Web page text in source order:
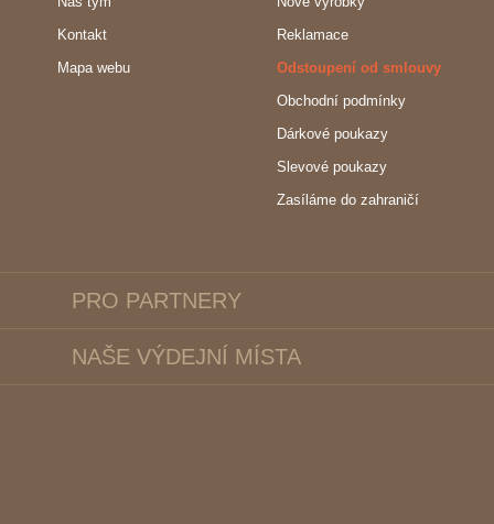
Kontakt
Mapa webu
Reklamace
Odstoupení od smlouvy
Obchodní podmínky
Dárkové poukazy
Slevové poukazy
Zasíláme do zahraničí
PRO PARTNERY
NAŠE VÝDEJNÍ MÍSTA